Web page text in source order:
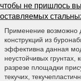
чтобы не пришлось
оставляемых
Применение возможно
конструкций из
эффективна данная
неустойчивых грунтах,
разрезе площадки
текучих,